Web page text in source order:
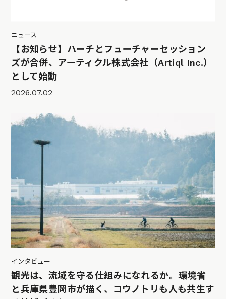
ニュース
【お知らせ】ハーチとフューチャーセッション
ズが合併、アーティクル株式会社（Artiql Inc.）
として始動
2026.07.02
インタビュー
観光は、流域を守る仕組みになれるか。環境省
と兵庫県豊岡市が描く、コウノトリも人も共生す